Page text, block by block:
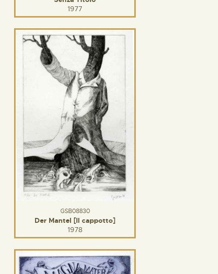
1977
GSB08830
Der Mantel [Il cappotto]
1978